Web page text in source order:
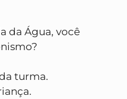
da Água, você
turma.